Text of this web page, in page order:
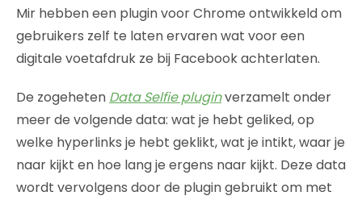
Mir hebben een plugin voor Chrome ontwikkeld om
gebruikers zelf te laten ervaren wat voor een
digitale voetafdruk ze bij Facebook achterlaten.
De zogeheten Data Selfie pluginverzamelt onder
meer de volgende data: wat je hebt geliked, op
welke hyperlinks je hebt geklikt, wat je intikt, waar je
naar kijkt en hoe lang je ergens naar kijkt. Deze data
wordt vervolgens door de plugin gebruikt om met